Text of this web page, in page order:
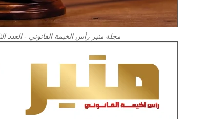
مجلة منبر رأس الخيمة القانوني - العدد